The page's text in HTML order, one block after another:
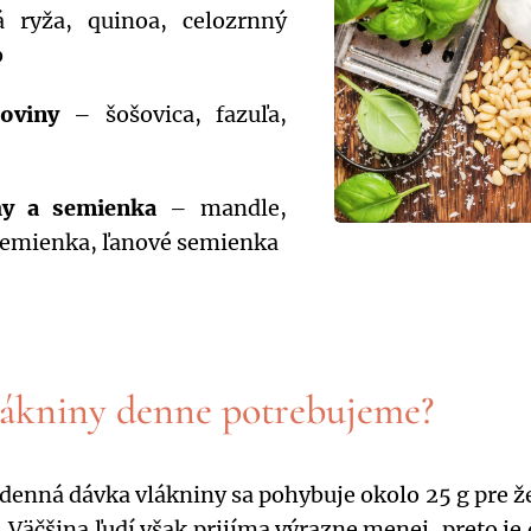
ryža, quinoa, celozrnný
– šošovica, fazuľa,
a semienka – mandle,
ľanové semienka
denne potrebujeme?
dávka vlákniny sa pohybuje okolo 25 g pre